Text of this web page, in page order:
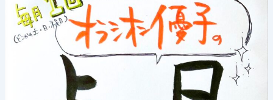
の
日》
毎